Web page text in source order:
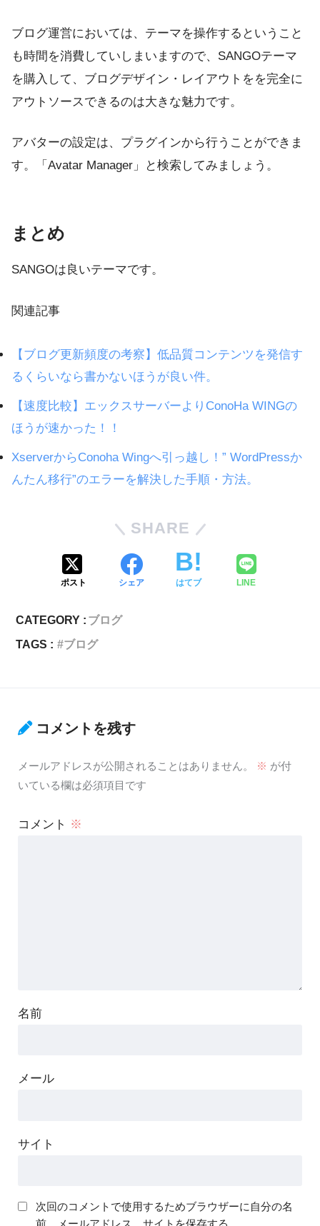
ブログ運営においては、テーマを操作するということ
も時間を消費していしまいますので、SANGOテーマ
を購入して、ブログデザイン・レイアウトをを完全に
アウトソースできるのは大きな魅力です。
アバターの設定は、プラグインから行うことができま
す。「Avatar Manager」と検索してみましょう。
まとめ
SANGOは良いテーマです。
関連記事
【ブログ更新頻度の考察】低品質コンテンツを発信す
るくらいなら書かないほうが良い件。
【速度比較】エックスサーバーよりConoHa WINGの
ほうが速かった！！
XserverからConoha Wingへ引っ越し！” WordPressか
んたん移行”のエラーを解決した手順・方法。
SHARE
ポスト シェア はてブ LINE
CATEGORY : ブログ
TAGS :
ブログ
コメントを残す
メールアドレスが公開されることはありません。 ※ が付
いている欄は必須項目です
コメント ※
名前
メール
サイト
次回のコメントで使用するためブラウザーに自分の名